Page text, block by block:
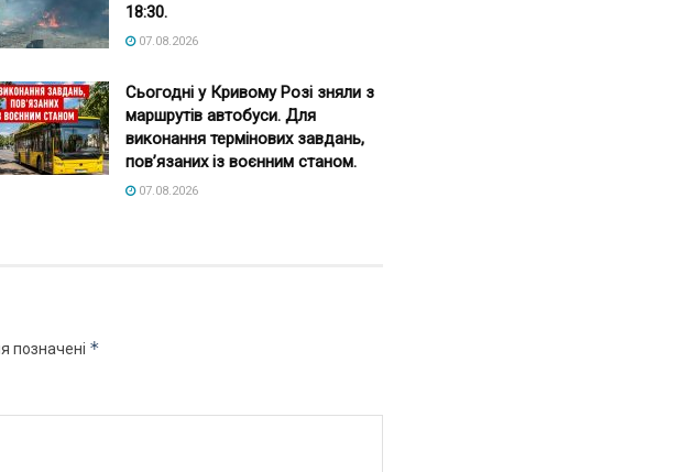
18:30.
07.08.2026
Сьогодні у Кривому Розі зняли з
маршрутів автобуси. Для
виконання термінових завдань,
пов’язаних із воєнним станом.
07.08.2026
позначені *